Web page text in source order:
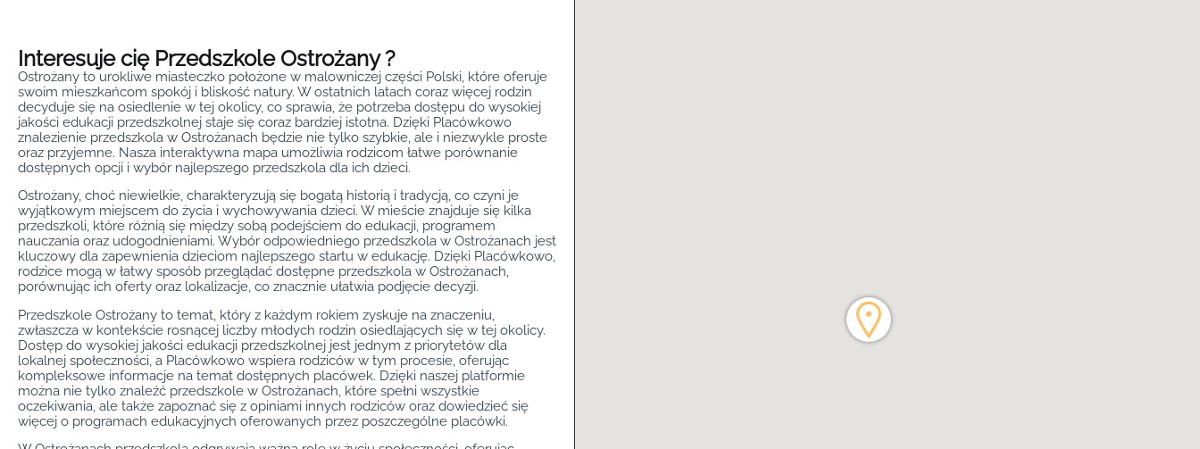
Interesuje cię Przedszkole Ostrożany ?
Ostrożany to urokliwe miasteczko położone w malowniczej części Polski, które oferuje
swoim mieszkańcom spokój i bliskość natury. W ostatnich latach coraz więcej rodzin
decyduje się na osiedlenie w tej okolicy, co sprawia, że potrzeba dostępu do wysokiej
jakości edukacji przedszkolnej staje się coraz bardziej istotna. Dzięki Placówkowo
znalezienie przedszkola w Ostrożanach będzie nie tylko szybkie, ale i niezwykle proste
oraz przyjemne. Nasza interaktywna mapa umożliwia rodzicom łatwe porównanie
dostępnych opcji i wybór najlepszego przedszkola dla ich dzieci.
Ostrożany, choć niewielkie, charakteryzują się bogatą historią i tradycją, co czyni je
wyjątkowym miejscem do życia i wychowywania dzieci. W mieście znajduje się kilka
przedszkoli, które różnią się między sobą podejściem do edukacji, programem
nauczania oraz udogodnieniami. Wybór odpowiedniego przedszkola w Ostrożanach jest
kluczowy dla zapewnienia dzieciom najlepszego startu w edukację. Dzięki Placówkowo,
rodzice mogą w łatwy sposób przeglądać dostępne przedszkola w Ostrożanach,
porównując ich oferty oraz lokalizacje, co znacznie ułatwia podjęcie decyzji.
Przedszkole Ostrożany to temat, który z każdym rokiem zyskuje na znaczeniu,
zwłaszcza w kontekście rosnącej liczby młodych rodzin osiedlających się w tej okolicy.
Dostęp do wysokiej jakości edukacji przedszkolnej jest jednym z priorytetów dla
lokalnej społeczności, a Placówkowo wspiera rodziców w tym procesie, oferując
kompleksowe informacje na temat dostępnych placówek. Dzięki naszej platformie
można nie tylko znaleźć przedszkole w Ostrożanach, które spełni wszystkie
oczekiwania, ale także zapoznać się z opiniami innych rodziców oraz dowiedzieć się
więcej o programach edukacyjnych oferowanych przez poszczególne placówki.